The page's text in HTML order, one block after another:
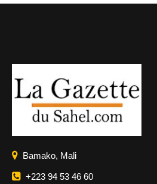
Bamako, Mali
+223 94 53 46 60